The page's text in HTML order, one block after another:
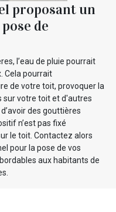
proposant un
de
l’eau de pluie pourrait
Cela pourrait
de votre toit, provoquer la
sur votre toit et d'autres
des gouttières
n’est pas fixé
le toit. Contactez alors
pour la pose de vos
aux habitants de